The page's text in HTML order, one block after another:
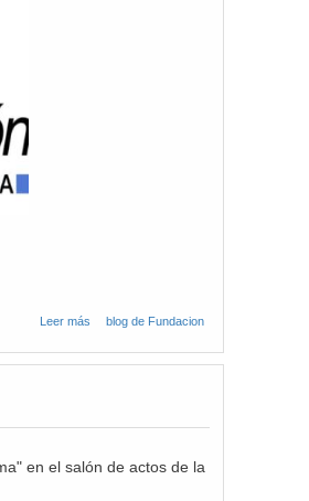
Leer más sobre Noviembre y
Bienestar Personal
blog de Fundacion
en el salón de actos de la